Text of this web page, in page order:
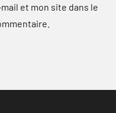
et mon site dans le